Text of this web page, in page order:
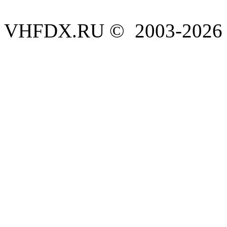
VHFDX.RU © 2003-2026